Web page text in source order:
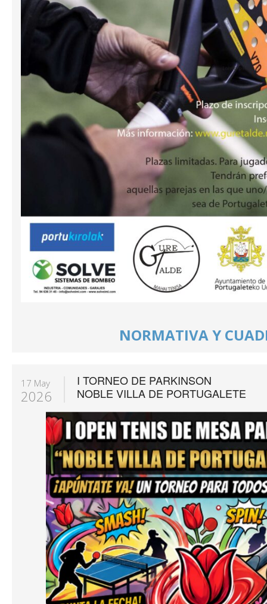
NORMATIVA Y
17 May
2026
I TORNEO DE PARKINSON
NOBLE VILLA DE PORTUGALETE